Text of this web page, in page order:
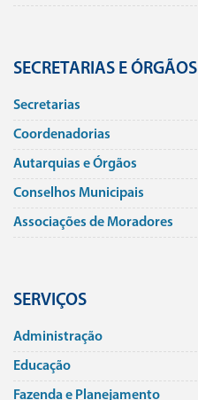
SECRETARIAS E ÓRGÃOS
Secretarias
Coordenadorias
Autarquias e Órgãos
Conselhos Municipais
Associações de Moradores
SERVIÇOS
Administração
Educação
Fazenda e Planejamento